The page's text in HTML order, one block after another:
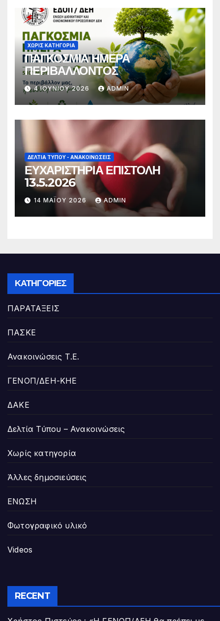
ΧΩΡΊΣ ΚΑΤΗΓΟΡΊΑ
ΠΑΓΚΟΣΜΙΑ ΗΜΕΡΑ
ΠΕΡΙΒΑΛΛΟΝΤΟΣ
4 ΙΟΥΝΊΟΥ 2026 ADMIN
ΔΕΛΤΊΑ ΤΎΠΟΥ - ΑΝΑΚΟΙΝΏΣΕΙΣ
ΕΥΧΑΡΙΣΤΗΡΙΑ ΕΠΙΣΤΟΛΗ
13.5.2026
14 ΜΑΪ́ΟΥ 2026 ADMIN
ΚΑΤΗΓΟΡΊΕΣ
ΠΑΡΑΤΑΞΕΙΣ
ΠΑΣΚΕ
Ανακοινώσεις Τ.Ε.
ΓΕΝΟΠ/ΔΕΗ-ΚΗΕ
ΔΑΚΕ
Δελτία Τύπου – Ανακοινώσεις
Χωρίς κατηγορία
Άλλες δημοσιεύσεις
ΕΝΩΣΗ
Φωτογραφικό υλικό
Videos
RECENT